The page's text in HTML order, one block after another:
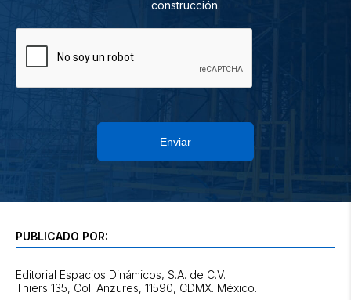
construcción.
Enviar
PUBLICADO POR:
Editorial Espacios Dinámicos, S.A. de C.V.